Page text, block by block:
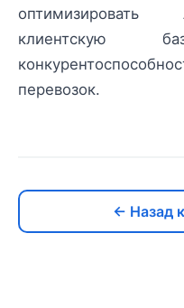
оптимизировать
клиентскую
перевозок.
← Назад